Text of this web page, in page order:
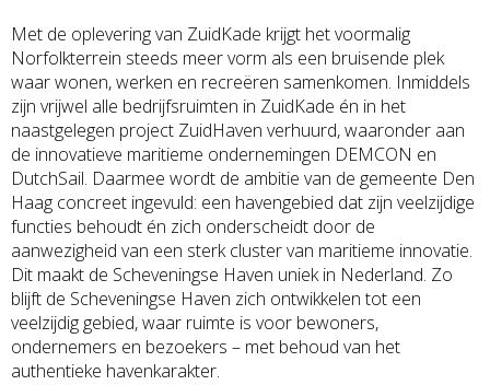
Met de oplevering van ZuidKade krijgt het voormalig
Norfolkterrein steeds meer vorm als een bruisende plek
waar wonen, werken en recreëren samenkomen. Inmiddels
zijn vrijwel alle bedrijfsruimten in ZuidKade én in het
naastgelegen project ZuidHaven verhuurd, waaronder aan
de innovatieve maritieme ondernemingen DEMCON en
DutchSail. Daarmee wordt de ambitie van de gemeente Den
Haag concreet ingevuld: een havengebied dat zijn veelzijdige
functies behoudt én zich onderscheidt door de
aanwezigheid van een sterk cluster van maritieme innovatie.
Dit maakt de Scheveningse Haven uniek in Nederland. Zo
blijft de Scheveningse Haven zich ontwikkelen tot een
veelzijdig gebied, waar ruimte is voor bewoners,
ondernemers en bezoekers – met behoud van het
authentieke havenkarakter.